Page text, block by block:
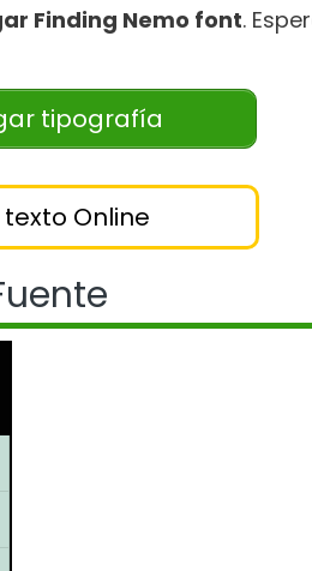
Finding Nemo font.
tipografía
Online